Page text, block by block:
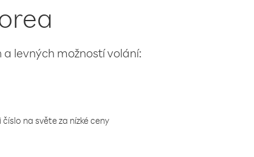
a levných možností volání:
na světe za nízké ceny